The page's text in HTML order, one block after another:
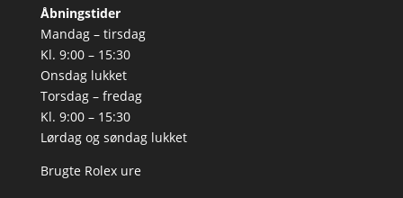
Åbningstider
Mandag – tirsdag
Kl. 9:00 – 15:30
Onsdag lukket
Torsdag – fredag
Kl. 9:00 – 15:30
Lørdag og søndag lukket
Brugte Rolex ure